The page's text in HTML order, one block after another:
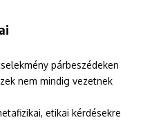
párbeszédeken
nem mindig vezetnek
etikai kérdésekre